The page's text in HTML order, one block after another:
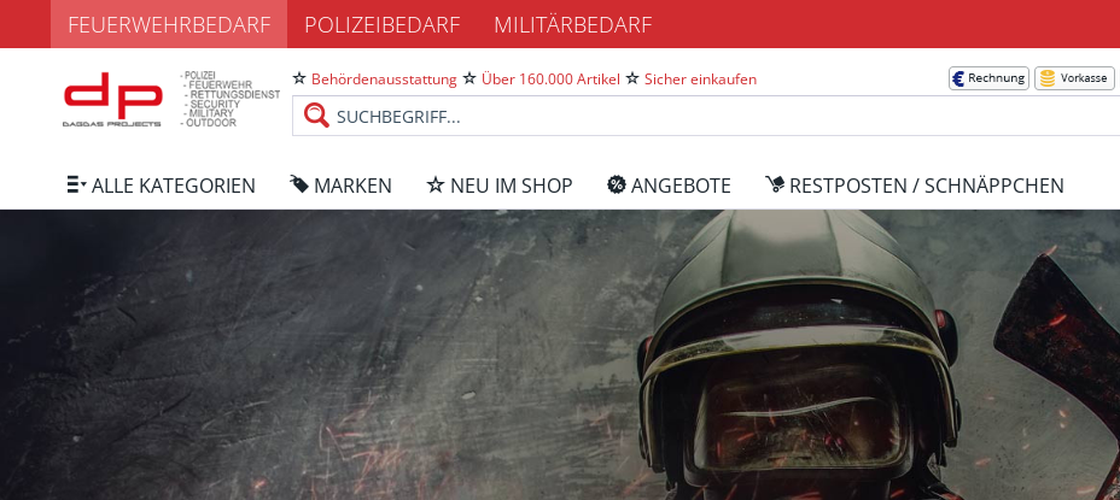
FEUERWEHRBEDARF POLIZEIBEDARF MILITÄRBEDARF
Behördenausstattung Über 160.000 Artikel Sicher einkaufen
ALLE KATEGORIEN MARKEN NEU IM SHOP ANGEBOTE RESTPOSTEN / SCHNÄPPCHEN